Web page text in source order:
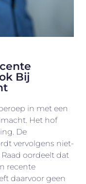
Bij
in met een
Het hof
De
vervolgens niet-
oordeelt dat
recente
daarvoor geen